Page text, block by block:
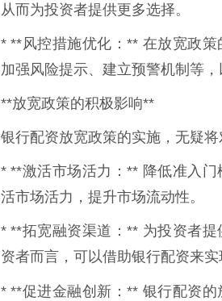
从而为投资者提供更多选择。
* **风控措施优化：** 在放宽政策
加强风险提示、建立预警机制等，
**放宽政策的积极影响**
银行配资放宽政策的实施，无疑
* **激活市场活力：** 降低准入
活市场活力，提升市场流动性。
* **拓宽融资渠道：** 为投资者
资者而言，可以借助银行配资来实
* **促进金融创新：** 银行配资的